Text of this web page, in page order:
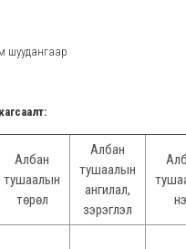
шуудангаар
Албан
тушаалын
төрөл
Албан
тушаалын
ангилал,
зэрэглэл